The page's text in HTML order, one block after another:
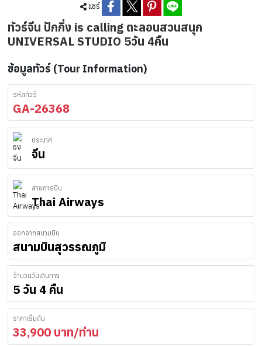
แชร์
ทัวร์จีน ปักกิ่ง is calling ตะลอนสวนสนุก
UNIVERSAL STUDIO 5วัน 4คืน
ข้อมูลทัวร์ (Tour Information)
รหัสทัวร์
GA-26368
ประเทศ
จีน
สายการบิน
Thai Airways
ออกจากสนามบิน
สนามบินสุวรรณภูมิ
จำนวนวันเดินทาง
5 วัน 4 คืน
ราคาเริ่มต้น
33,900 บาท/ท่าน